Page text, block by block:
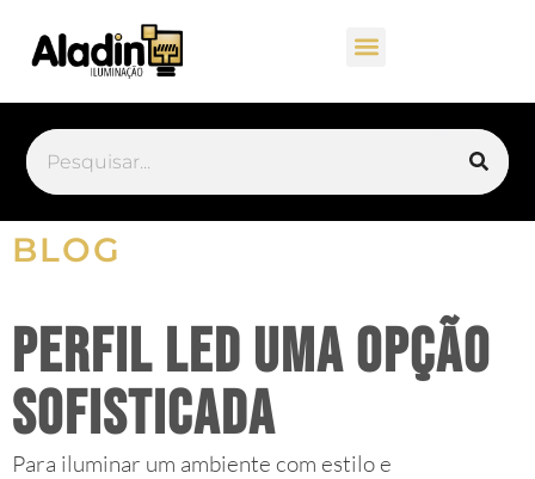
BLOG
Perfil LED uma opção
sofisticada
Para iluminar um ambiente com estilo e